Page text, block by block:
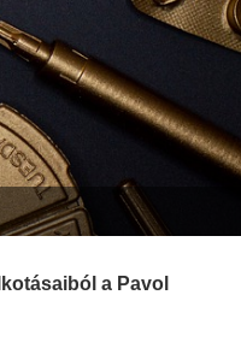
a Pavol